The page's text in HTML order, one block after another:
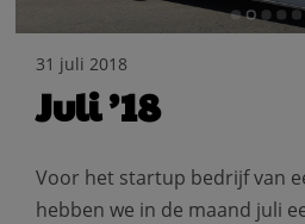
31 juli 2018
Juli ’18
Voor het startup bedrijf van
hebben we in de maand juli